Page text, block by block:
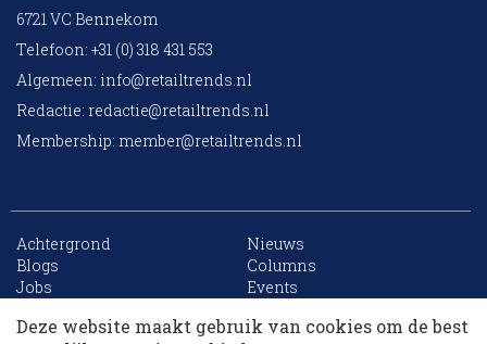
6721 VC Bennekom
Telefoon: +31 (0) 318 431 553
Algemeen: info@retailtrends.nl
Redactie: redactie@retailtrends.nl
Membership: member@retailtrends.nl
Achtergrond
Nieuws
Blogs
Columns
Jobs
Events
Archief
Sitemap
Deze website maakt gebruik van cookies om de best
10 collega’s
Korting op events